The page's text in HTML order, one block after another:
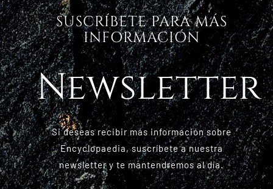
SUSCRÍBETE PARA MÁS
INFORMACIÓN
Newsletter
Si deseas recibir más información sobre
Encyclopaedia, suscríbete a nuestra
newsletter y te mantendremos al día.